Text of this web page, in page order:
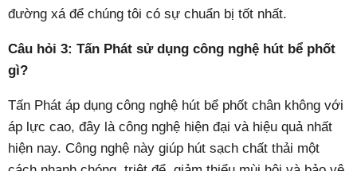
đường xá để chúng tôi có sự chuẩn bị tốt nhất.
Câu hỏi 3: Tấn Phát sử dụng công nghệ hút bể phốt
gì?
Tấn Phát áp dụng công nghệ hút bể phốt chân không với
áp lực cao, đây là công nghệ hiện đại và hiệu quả nhất
hiện nay. Công nghệ này giúp hút sạch chất thải một